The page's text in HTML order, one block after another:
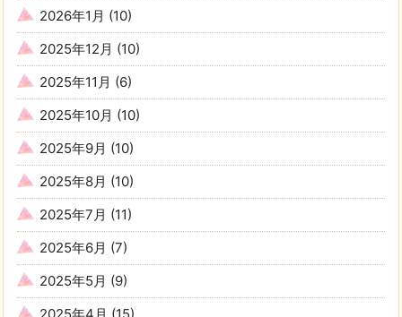
2026年1月 (10)
2025年12月 (10)
2025年11月 (6)
2025年10月 (10)
2025年9月 (10)
2025年8月 (10)
2025年7月 (11)
2025年6月 (7)
2025年5月 (9)